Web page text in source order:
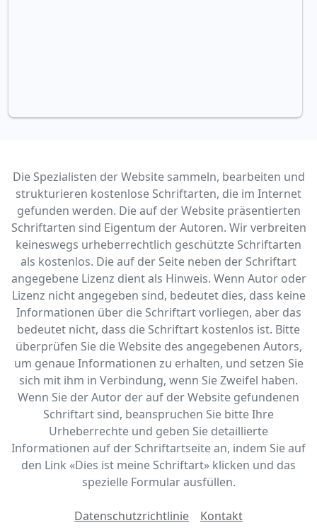
Die Spezialisten der Website sammeln, bearbeiten und
strukturieren kostenlose Schriftarten, die im Internet
gefunden werden. Die auf der Website präsentierten
Schriftarten sind Eigentum der Autoren. Wir verbreiten
keineswegs urheberrechtlich geschützte Schriftarten
als kostenlos. Die auf der Seite neben der Schriftart
angegebene Lizenz dient als Hinweis. Wenn Autor oder
Lizenz nicht angegeben sind, bedeutet dies, dass keine
Informationen über die Schriftart vorliegen, aber das
bedeutet nicht, dass die Schriftart kostenlos ist. Bitte
überprüfen Sie die Website des angegebenen Autors,
um genaue Informationen zu erhalten, und setzen Sie
sich mit ihm in Verbindung, wenn Sie Zweifel haben.
Wenn Sie der Autor der auf der Website gefundenen
Schriftart sind, beanspruchen Sie bitte Ihre
Urheberrechte und geben Sie detaillierte
Informationen auf der Schriftartseite an, indem Sie auf
den Link «‎Dies ist meine Schriftart» klicken und das
spezielle Formular ausfüllen.
Datenschutzrichtlinie Kontakt